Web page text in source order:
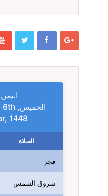
الخميس, 6th أغسطس, 2026
1448
الصلاة
فجر
شروق الشمس